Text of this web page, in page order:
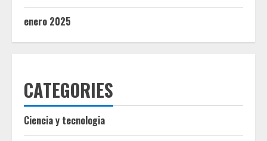
enero 2025
CATEGORIES
Ciencia y tecnologia